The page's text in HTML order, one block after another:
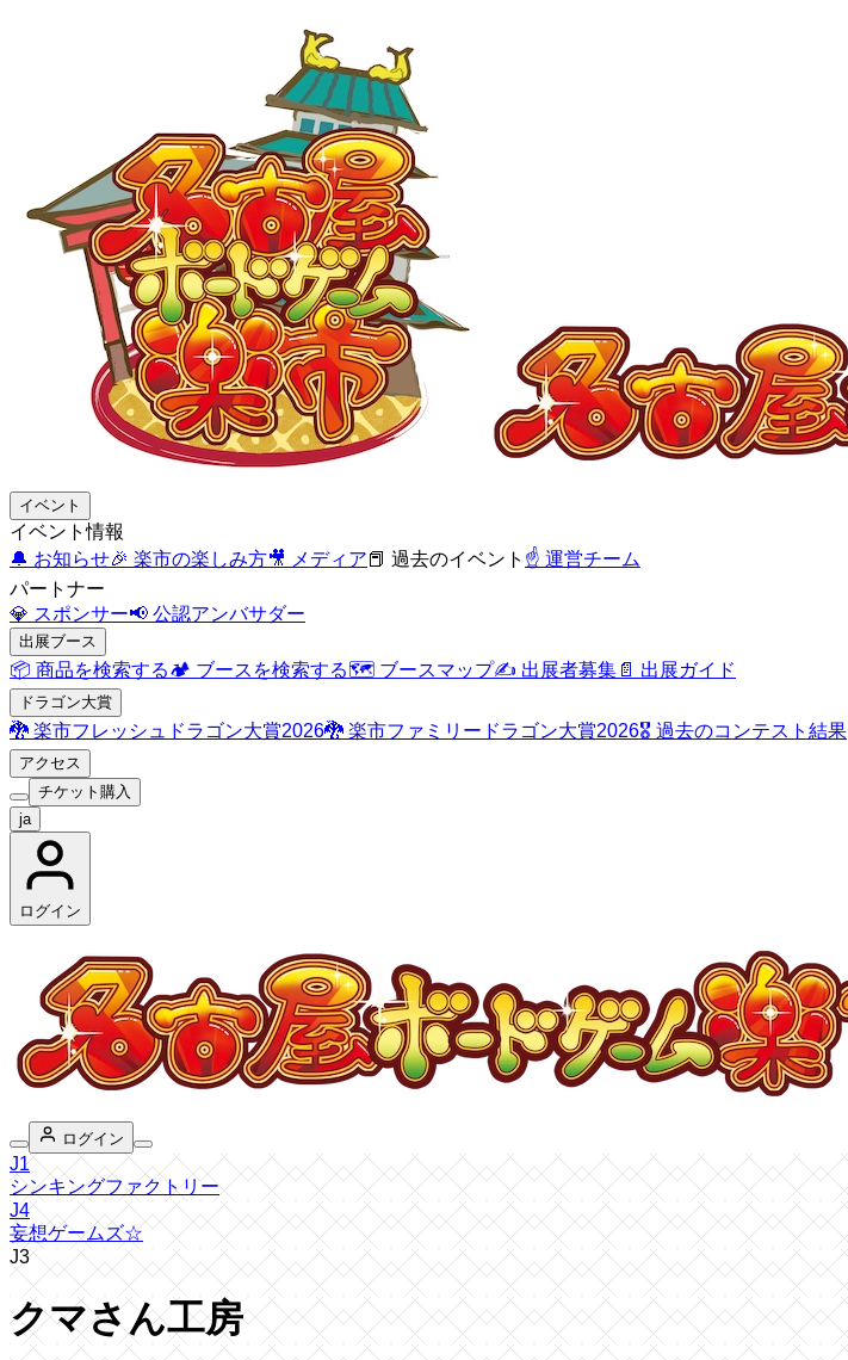
イベント
イベント情報
🔔 お知らせ🎉 楽市の楽しみ方🎥 メディア📕 過去のイベント ☝️ 運営チーム
パートナー
💎 スポンサー📢 公認アンバサダー
出展ブース
📦 商品を検索する🏕️ ブースを検索する🗺️ ブースマップ✍️ 出展者募集 📄 出展ガイド
ドラゴン大賞
🐉 楽市フレッシュドラゴン大賞2026🐉 楽市ファミリードラゴン大賞2026🎖️ 過去のコンテスト結果
アクセス
チケット購入
ja
ログイン
ログイン
J1
シンキングファクトリー
J4
妄想ゲームズ☆
J3
クマさん工房